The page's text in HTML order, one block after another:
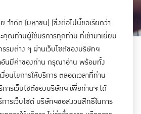
จำกัด (มหาชน) (ซึ่งต่อไปนี้ขอเรียกว่า
ณท่านผู้ใช้บริการทุกท่าน ที่เข้ามาเยี่ยม
รมต่าง ๆ ผ่านเว็บไซต์ของบริษัทฯ
นมีค่าของท่าน กรุณาอ่าน พร้อมทั้ง
นไขการให้บริการ ตลอดเวลาที่ท่าน
ารเว็บไซต์ของบริษัทฯ เพื่อท่านจะได้
การเว็บไซต์ บริษัทฯขอสงวนสิทธิ์ในการ